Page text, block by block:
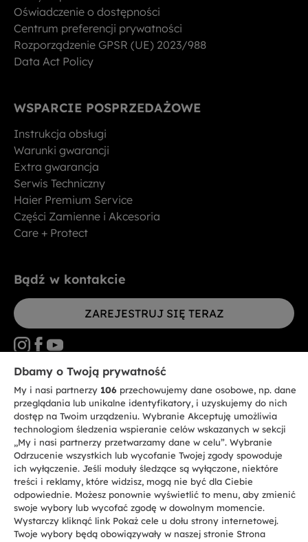
Oświadczenie o dostępności
Centrum preferencji prywatności
Rozporządzenie GPSR (UE) 2023/988
Data Act Policy
WSPARCIE POSPRZEDAŻOWE
Instrukcja obsługi
Warunki gwarancji
Extra gwarancja
Serwis Techniczny
Haier Premium Service
Części Zamienne i Akcesoria
Care + Protect
Bądź w kontakcie
ZAREJESTRUJ SIĘ TERAZ
CANDY HOOVER GROUP S.r.I. - jednoosobowa sp. z.o.o. - SIEDZIBA
STATUTOWA: Via Comolli, 57 - 20861 Brugherio (MB) - Włochy -
SIEDZIBY ADMINISTRACYJNE: Via Privata Eden Fumagalli bez
nadanego numeru - 20861 Brugherio (MB) i Via Trento nr 20/A-22 - 20871
Vimercate (MB) - Włochy - Tel.: +39.039.2086.1 - Faks: +39.039.2086.237 -
Kapitał zakładowy 35.000.000,00 € wpłacony w całości - Kod identyfikacji
podatkowej i nr wpisu do Rejestru przedsiębiorstw dla rejonu Mediolan-
Monza-Brianza-Lodi 04666310158 - NIP 00786860965 - Numer wpisu do
Repertorium Ekonomiczno - Administracyjnego REA: MB-1033934 -
Autoryzacja IT AEOF 211870 - Spółka podlega zarządzaniu i koordynacji
Candy S.p.A.
PL / Polski
Dbamy o Twoją prywatność
My i nasi partnerzy 106 przechowujemy dane osobowe, np. dane
przeglądania lub unikalne identyfikatory, i uzyskujemy do nich
dostęp na Twoim urządzeniu. Wybranie Akceptuję umożliwia
technologiom śledzenia wspieranie celów wskazanych w sekcji
„My i nasi partnerzy przetwarzamy dane w celu”. Wybranie
Odrzucenie wszystkich lub wycofanie Twojej zgody spowoduje
ich wyłączenie. Jeśli moduły śledzące są wyłączone, niektóre
treści i reklamy, które widzisz, mogą nie być dla Ciebie
odpowiednie. Możesz ponownie wyświetlić to menu, aby zmienić
swoje wybory lub wycofać zgodę w dowolnym momencie.
Wystarczy kliknąć link Pokaż cele u dołu strony internetowej.
Twoje wybory będą obowiązywały w naszej stronie Strona